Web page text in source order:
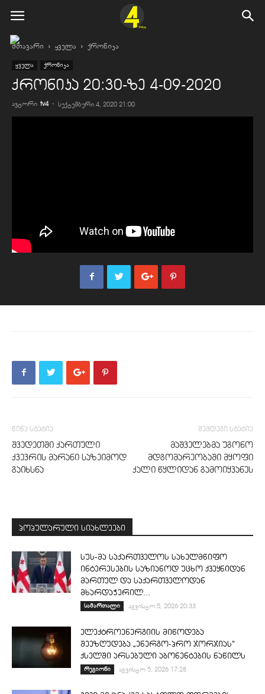
მთავარი ყველა ქრონიკა
ყველა ქრონიკა
ქრონიკა 20:30-ზე 4-09-2020
ავტორი tv4 - სექტემბერი 4, 2020 21:00
წინა სტატია
შვედეთში ქართული
ქვევრის მარანი საზეიმოდ
გაიხსნა
შემდეგი სტატია
მაშველებმა უგონო
მდგომარეობაში მყოფი
ქალი წყლიდან გამოიყვანეს
პოპულარული სიახლეები
სუს-მა საქართველოს სახელმწიფო
ინტერესების საზიანოდ უცხო ქვეყნიდან
მართულ და საქართველოდან
მხარდაჭერილ...
სამართალი აგვისტო 5, 2026 20:33
ელექტროენერგიის მიწოდება
შეეზღუდება „ენერგო-პრო ჯორჯიას“
ქსელში არსებული აბონენტების ნაწილს
რეგიონი აგვისტო 5, 2026 17:28